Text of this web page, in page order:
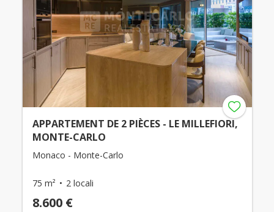
APPARTEMENT DE 2 PIÈCES - LE MILLEFIORI,
MONTE-CARLO
Monaco - Monte-Carlo
75 m² 2 locali
8.600 €